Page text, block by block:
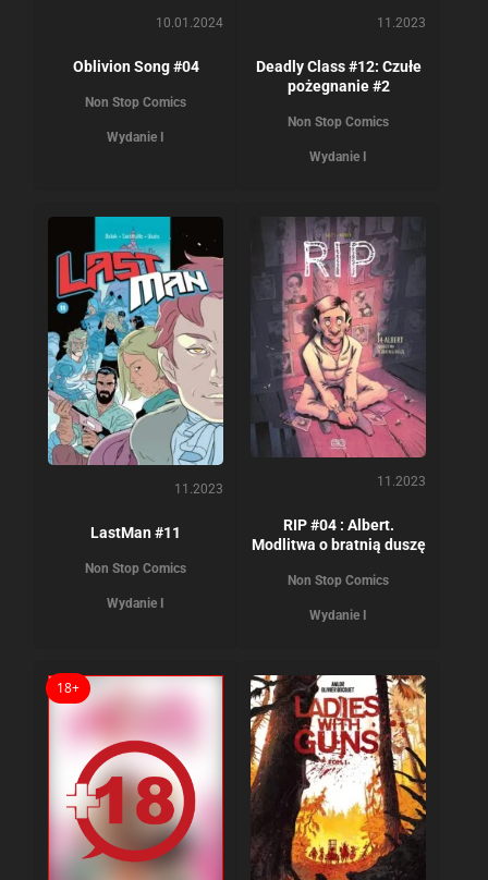
10.01.2024
Oblivion Song #04
Non Stop Comics
Wydanie I
11.2023
Deadly Class #12: Czułe
pożegnanie #2
Non Stop Comics
Wydanie I
11.2023
LastMan #11
Non Stop Comics
Wydanie I
11.2023
RIP #04 : Albert.
Modlitwa o bratnią duszę
Non Stop Comics
Wydanie I
18+